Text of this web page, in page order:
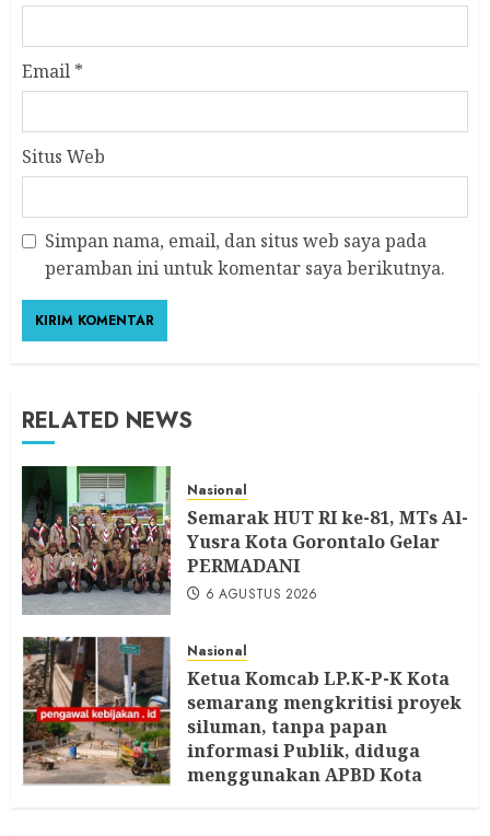
Email *
Situs Web
Simpan nama, email, dan situs web saya pada
peramban ini untuk komentar saya berikutnya.
RELATED NEWS
Nasional
Semarak HUT RI ke-81, MTs Al-
Yusra Kota Gorontalo Gelar
PERMADANI
6 AGUSTUS 2026
Nasional
Ketua Komcab LP.K-P-K Kota
semarang mengkritisi proyek
siluman, tanpa papan
informasi Publik, diduga
menggunakan APBD Kota